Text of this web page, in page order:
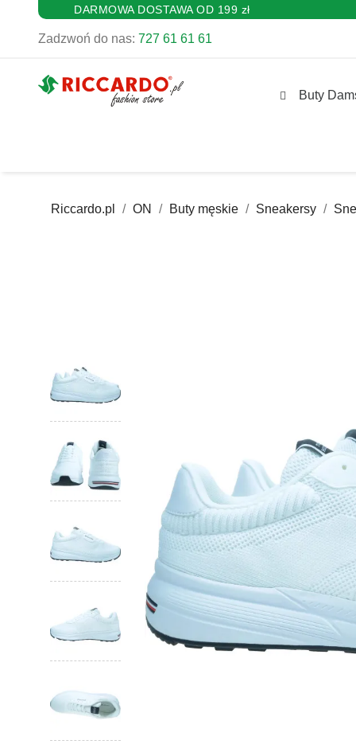
DARMOWA DOSTAWA OD 199 zł
Zadzwoń do nas: 727 61 61 61
Buty
Riccardo.pl ON Buty męskie Sneakersy